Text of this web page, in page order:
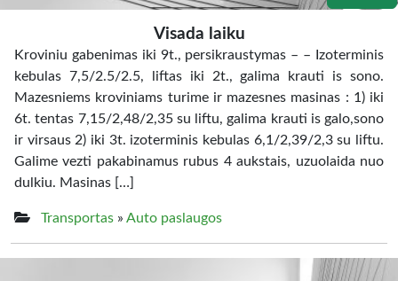
Visada laiku
Kroviniu gabenimas iki 9t., persikraustymas – – Izoterminis
kebulas 7,5/2.5/2.5, liftas iki 2t., galima krauti is sono.
Mazesniems kroviniams turime ir mazesnes masinas : 1) iki
6t. tentas 7,15/2,48/2,35 su liftu, galima krauti is galo,sono
ir virsaus 2) iki 3t. izoterminis kebulas 6,1/2,39/2,3 su liftu.
Galime vezti pakabinamus rubus 4 aukstais, uzuolaida nuo
dulkiu. Masinas […]
Transportas » Auto paslaugos